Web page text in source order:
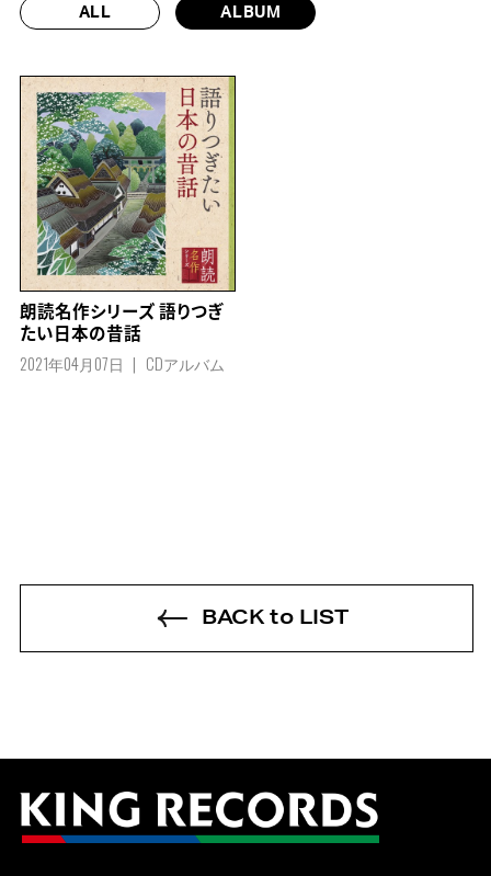
ALL ALBUM
朗読名作シリーズ 語りつぎ
たい日本の昔話
2021年04月07日 CDアルバム
BACK to LIST